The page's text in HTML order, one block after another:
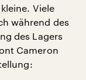
Viele
während des
des Lagers
Cameron